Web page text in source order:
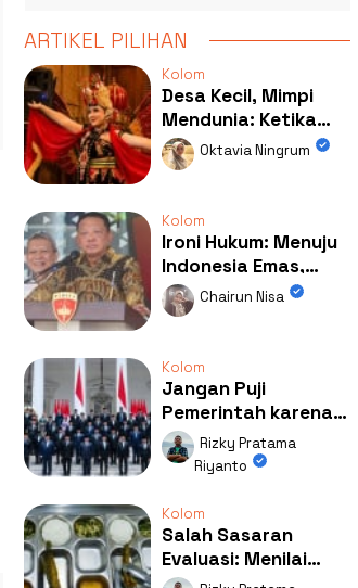
ARTIKEL PILIHAN
Kolom
Desa Kecil, Mimpi
Mendunia: Ketika
Kolaborasi
Mengubah Wajah
Oktavia Ningrum
Kolom
Ironi Hukum: Menuju
Indonesia Emas,
Ternyata Emasnya
Ada di Rumah Febrie!
Chairun Nisa
Kolom
Jangan Puji
Pemerintah karena
Kerja: Mengapa
Publik Begitu Mudah
Rizky Pratama
Riyanto
Kolom
Salah Sasaran
Evaluasi: Menilai
Program MBG Lewat